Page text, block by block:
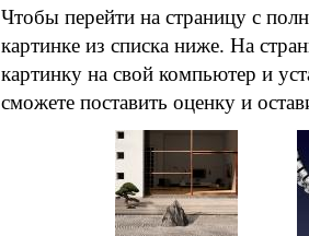
Чтобы перейти на страницу с
картинке из списка ниже. На
картинку на свой компьютер и
сможете поставить оценку и